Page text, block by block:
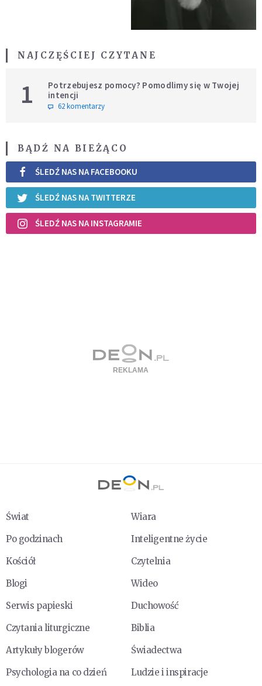
NAJCZĘŚCIEJ CZYTANE
1
Potrzebujesz pomocy? Pomodlimy się w Twojej
intencji
62 komentarzy
BĄDŹ NA BIEŻĄCO
ŚLEDŹ NAS NA FACEBOOKU
ŚLEDŹ NAS NA TWITTERZE
ŚLEDŹ NAS NA INSTAGRAMIE
Świat
Wiara
Po godzinach
Inteligentne życie
Kościół
Czytelnia
Blogi
Wideo
Serwis papieski
Duchowość
Czytania liturgiczne
Biblia
Artykuły blogerów
Świadectwa
Psychologia na co dzień
Ludzie i inspiracje